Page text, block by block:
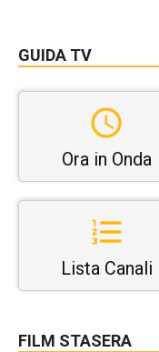
GUIDA TV
Ora in Onda
Lista Canali
FILM STASERA